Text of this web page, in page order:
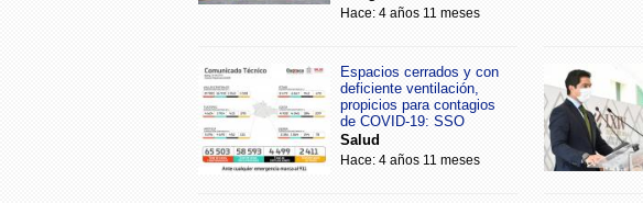
Hace: 4 años 11 meses
Espacios cerrados y con
deficiente ventilación,
propicios para contagios
de COVID-19: SSO
Salud
Hace: 4 años 11 meses